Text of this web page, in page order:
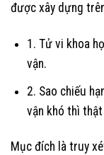
được xây dựng
1. Tử vi khoa
vận.
2. Sao chiếu
vận khó thì
Mục đích là truy